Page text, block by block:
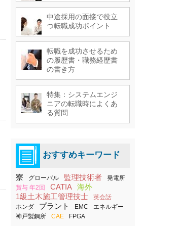
中途採用の面接で役立
つ転職成功ポイント
転職を成功させるため
の履歴書・職務経歴書
の書き方
特集：システムエンジ
ニアの転職時によくあ
る質問
おすすめキーワード
寮 グローバル 監理技術者
発電所
賞与 年2回
CATIA 海外
1級土木施工管理技士
英会話
ホンダ
プラント EMC
エネルギー
神戸製鋼所
CAE FPGA